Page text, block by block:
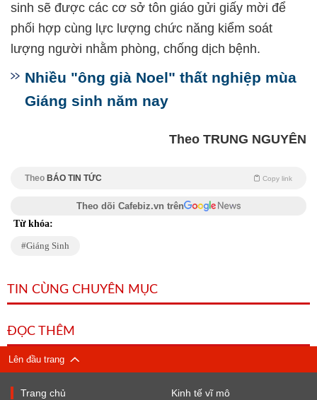
sinh sẽ được các cơ sở tôn giáo gửi giấy mời để
phối hợp cùng lực lượng chức năng kiểm soát
lượng người nhằm phòng, chống dịch bệnh.
Nhiều "ông già Noel" thất nghiệp mùa
Giáng sinh năm nay
Theo TRUNG NGUYÊN
Theo BÁO TIN TỨC Copy link
Theo dõi Cafebiz.vn trên
Từ khóa:
Giáng Sinh
TIN CÙNG CHUYÊN MỤC
ĐỌC THÊM
Lên đầu trang
Trang chủ Kinh tế vĩ mô